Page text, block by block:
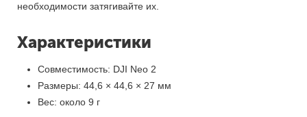
необходимости затягивайте их.
Характеристики
Совместимость: DJI Neo 2
Размеры: 44,6 × 44,6 × 27 мм
Вес: около 9 г